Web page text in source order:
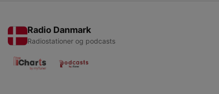
Radio Danmark
Radiostationer og podcasts